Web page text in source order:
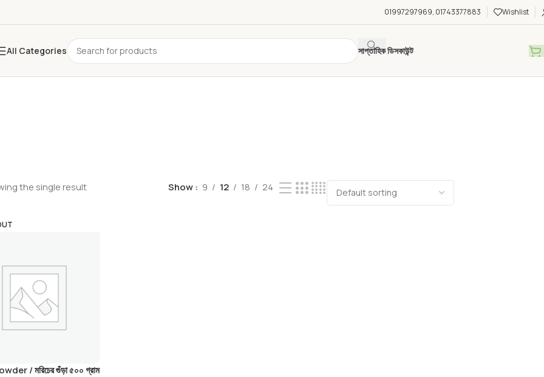
01997297969, 01743377883 Wishlist
All Categories সাপ্তাহিক ডিসকাউন্ট
the single result Show 9 12 18 24
/ মরিচের গুঁড়া ৫০০ গ্রাম